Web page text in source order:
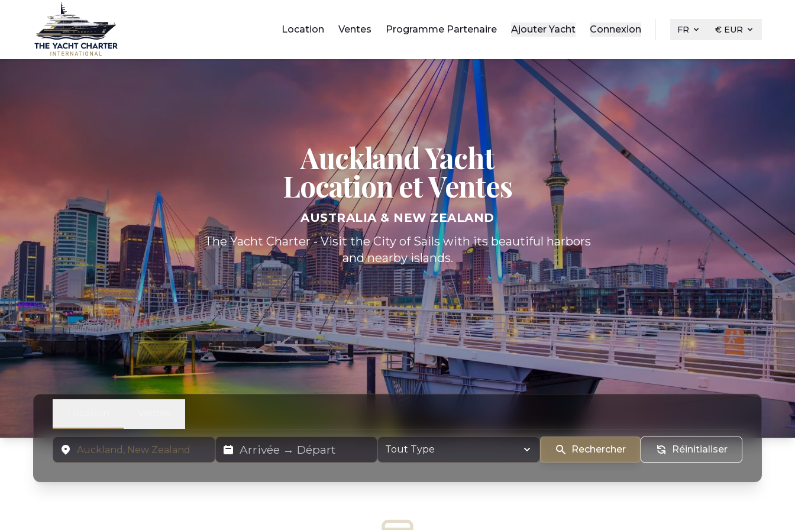
Location Ventes Programme Partenaire Ajouter Yacht Connexion FR € EUR
Auckland Yacht
Location et Ventes
AUSTRALIA & NEW ZEALAND
The Yacht Charter - Visit the City of Sails with its beautiful harbors
and nearby islands.
Emplacement Dates de location Type de yacht
Rechercher Réinitialiser